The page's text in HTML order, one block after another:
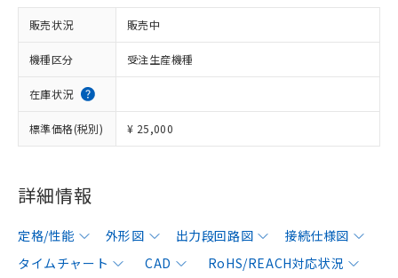
販売状況 販売中
機種区分 受注生産機種
在庫状況
標準価格(税別) ¥ 25,000
詳細情報
定格/性能 外形図 出力段回路図
接続仕様図
タイムチャート
CAD
RoHS/REACH対応状況